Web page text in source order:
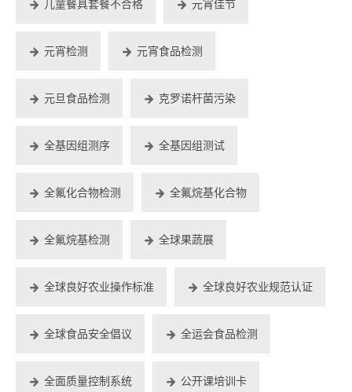
儿童餐具套餐不合格 元宵佳节
元宵检测 元宵食品检测
元旦食品检测 克罗诺杆菌污染
全基因组测序 全基因组测试
全氟化合物检测 全氟烷基化合物
全氟烷基检测 全球果蔬展
全球良好农业操作标准 全球良好农业规范认证
全球食品安全倡议 全运会食品检测
全面质量控制系统 公开课培训卡